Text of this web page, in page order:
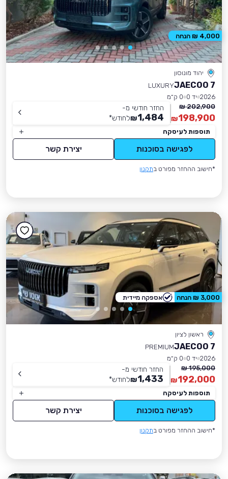
יהוד מונוסון
JAECOO 7
LUXURY
2026 יד 0
0 ק״מ
202,900 ₪
198,900
₪
החזר חודשי מ-
1,484
₪לחודש*
תוספות לעיסקה
לפגישה בסוכנות יצירת קשר
*חישוב ההחזר מפורט בתקנון
4,000 ₪ הנחה
ראשון לציון
JAECOO 7
PREMIUM
2026 יד 0
0 ק״מ
195,000 ₪
192,000
₪
החזר חודשי מ-
1,433
₪לחודש*
תוספות לעיסקה
לפגישה בסוכנות יצירת קשר
*חישוב ההחזר מפורט בתקנון
3,000 ₪ הנחה אספקה מיידית